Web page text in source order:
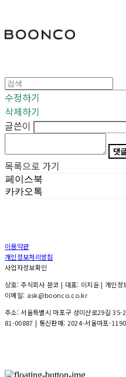
수정하기
삭제하기
글쓴이
댓
목록으로 가기
페이스북
카카오톡
이용약관
개인정보처리방침
사업자정보확인
상호: 주식회사 분코 | 대표: 이지윤 | 개인
이메일: ask@boonco.co.kr
주소: 서울특별시 마포구 성미산로29길
81-00887 | 통신판매: 2024-서울마포-1190